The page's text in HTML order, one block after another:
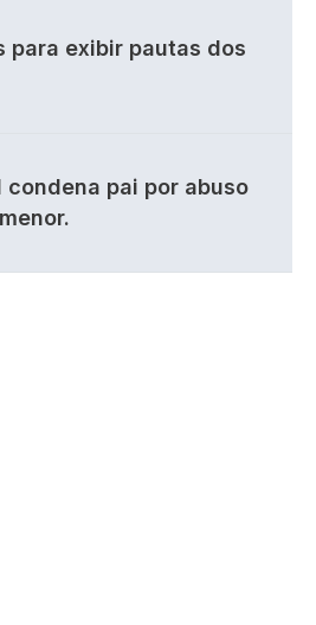
para exibir pautas dos
condena pai por abuso